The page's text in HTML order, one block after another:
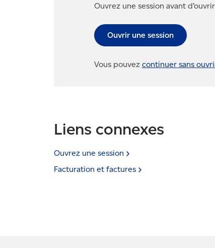
Ouvrez une session avant
Ouvrir une session
Vous pouvez continuer sans
Liens connexes
Ouvrez une session
Facturation et factures